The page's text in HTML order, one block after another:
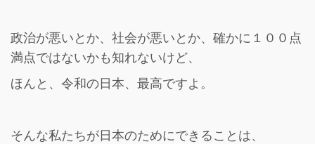
政治が悪いとか、社会が悪いとか、確かに１００点
満点ではないかも知れないけど、
ほんと、令和の日本、最高ですよ。
そんな私たちが日本のためにできることは、